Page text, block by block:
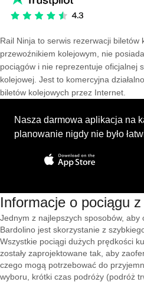
Rail Ninja to serwis rezerwacji biletów
przewoźnikiem kolejowym, nie
pociągów i nie reprezentuje oficjalnej
kolejowej. Jest to komercyjna
biletów kolejowych przez Internet.
Nasza darmowa aplikacja na
planowanie nigdy nie było
Informacje o pociągu
Jednym z najlepszych sposobów, aby
Bardolino jest skorzystanie z
Wszystkie pociągi dużych prędkości
zostały zaprojektowane tak, aby
czego mogą potrzebować do
wyboru, krótki czas podróży (podróż